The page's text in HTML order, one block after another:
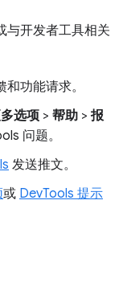
与开发者工具相关
功能请求。
选项 > 帮助 > 报
问题。
发送推文。
或 DevTools 提示